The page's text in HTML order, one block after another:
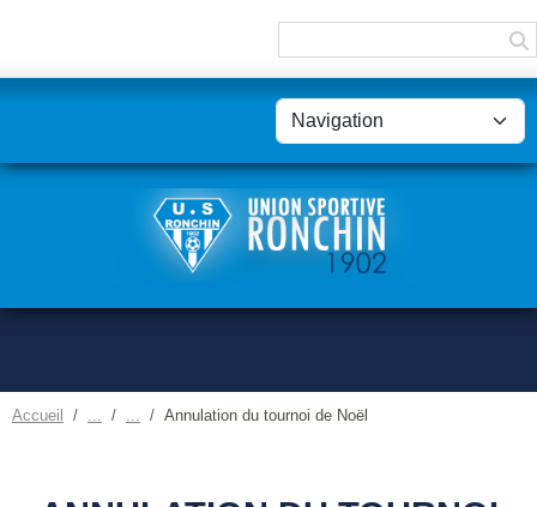
Accueil Annulation du tournoi de Noël